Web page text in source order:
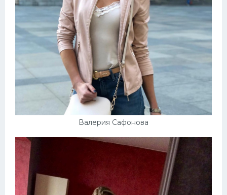
Валерия Сафонова